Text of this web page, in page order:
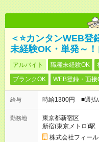
＜⭐カンタンWEB登
未経験OK・単発～
アルバイト 職種未経験OK
ブランクOK
WEB登録・面接
給与 時給1300円 ■週払
勤務地
東京都新宿区
新宿(東京メトロ)駅
株式会社フィー